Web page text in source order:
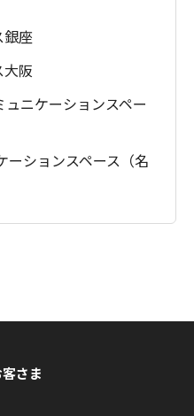
銀座
阪
ニケーションスペー
ーションスペース（名
さま